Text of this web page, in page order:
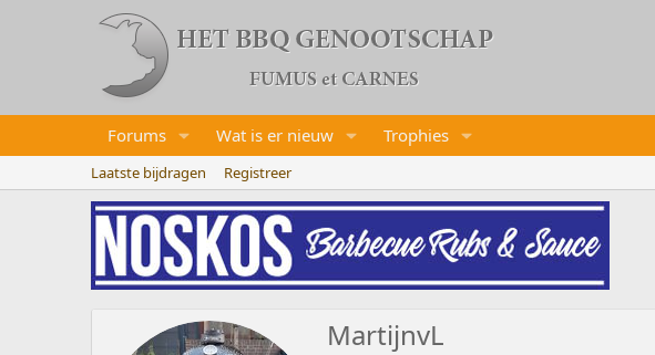
Forums Wat is er nieuw Trophies
Laatste bijdragen Registreer
MartijnvL